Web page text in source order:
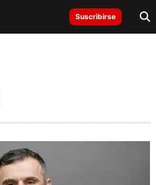
Suscribirse